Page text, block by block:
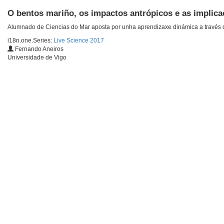
O bentos mariño, os impactos antrópicos e as
Alumnado de Ciencias do Mar aposta por unha aprendizaxe dinámica a través
i18n.one.Series: Live Science 2017
Fernando Aneiros
Universidade de Vigo